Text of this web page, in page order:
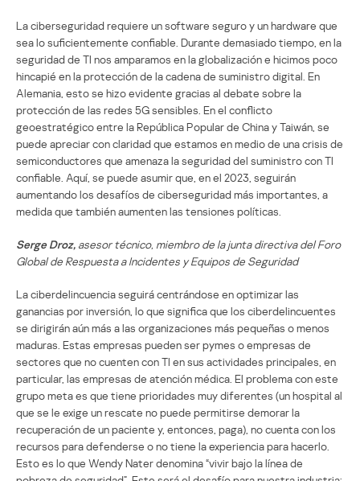
La ciberseguridad requiere un software seguro y un hardware que
sea lo suficientemente confiable. Durante demasiado tiempo, en la
seguridad de TI nos amparamos en la globalización e hicimos poco
hincapié en la protección de la cadena de suministro digital. En
Alemania, esto se hizo evidente gracias al debate sobre la
protección de las redes 5G sensibles. En el conflicto
geoestratégico entre la República Popular de China y Taiwán, se
puede apreciar con claridad que estamos en medio de una crisis de
semiconductores que amenaza la seguridad del suministro con TI
confiable. Aquí, se puede asumir que, en el 2023, seguirán
aumentando los desafíos de ciberseguridad más importantes, a
medida que también aumenten las tensiones políticas.
Serge Droz, asesor técnico, miembro de la junta directiva del Foro
Global de Respuesta a Incidentes y Equipos de Seguridad
La ciberdelincuencia seguirá centrándose en optimizar las
ganancias por inversión, lo que significa que los ciberdelincuentes
se dirigirán aún más a las organizaciones más pequeñas o menos
maduras. Estas empresas pueden ser pymes o empresas de
sectores que no cuenten con TI en sus actividades principales, en
particular, las empresas de atención médica. El problema con este
grupo meta es que tiene prioridades muy diferentes (un hospital al
que se le exige un rescate no puede permitirse demorar la
recuperación de un paciente y, entonces, paga), no cuenta con los
recursos para defenderse o no tiene la experiencia para hacerlo.
Esto es lo que Wendy Nater denomina “vivir bajo la línea de